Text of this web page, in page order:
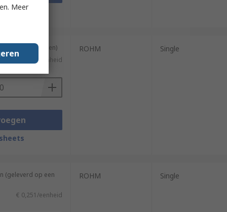
van 50 eenheden)
€ 0,251/eenheid
ROHM Single
(geleverd op een
€ 0,251/eenheid
ROHM Single
Meer